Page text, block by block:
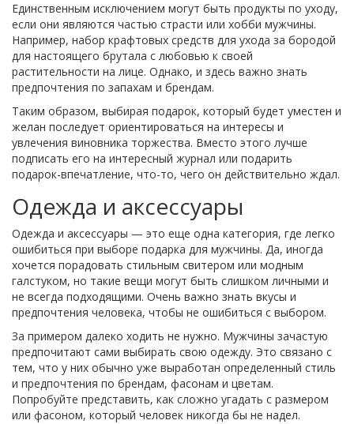
Единственным исключением могут быть продукты по уходу,
если они являются частью страсти или хобби мужчины.
Например, набор крафтовых средств для ухода за бородой
для настоящего брутала с любовью к своей
растительности на лице. Однако, и здесь важно знать
предпочтения по запахам и брендам.
Таким образом, выбирая подарок, который будет уместен и
желан последует ориентироваться на интересы и
увлечения виновника торжества. Вместо этого лучше
подписать его на интересный журнал или подарить
подарок-впечатление, что-то, чего он действительно ждал.
Одежда и аксессуары
Одежда и аксессуары — это еще одна категория, где легко
ошибиться при выборе подарка для мужчины. Да, иногда
хочется порадовать стильным свитером или модным
галстуком, но такие вещи могут быть слишком личными и
не всегда подходящими. Очень важно знать вкусы и
предпочтения человека, чтобы не ошибиться с выбором.
За примером далеко ходить не нужно. Мужчины зачастую
предпочитают сами выбирать свою одежду. Это связано с
тем, что у них обычно уже выработан определенный стиль
и предпочтения по брендам, фасонам и цветам.
Попробуйте представить, как сложно угадать с размером
или фасоном, который человек никогда бы не надел.